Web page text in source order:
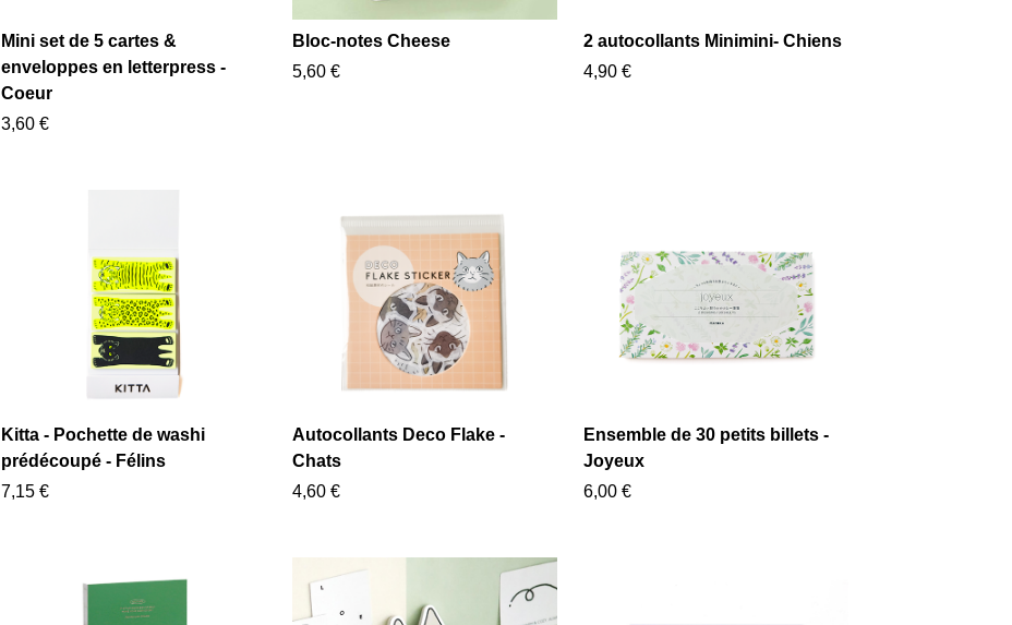
Mini set de 5 cartes &
enveloppes en letterpress -
Coeur
3,60 €
Bloc-notes Cheese
5,60 €
2 autocollants Minimini- Chiens
4,90 €
Kitta - Pochette de washi
prédécoupé - Félins
7,15 €
Autocollants Deco Flake -
Chats
4,60 €
Ensemble de 30 petits billets -
Joyeux
6,00 €